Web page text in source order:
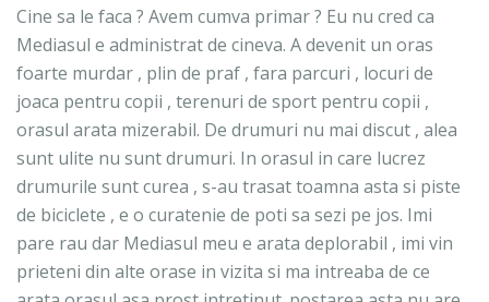
Cine sa le faca ? Avem cumva primar ? Eu nu cred ca
Mediasul e administrat de cineva. A devenit un oras
foarte murdar , plin de praf , fara parcuri , locuri de
joaca pentru copii , terenuri de sport pentru copii ,
orasul arata mizerabil. De drumuri nu mai discut , alea
sunt ulite nu sunt drumuri. In orasul in care lucrez
drumurile sunt curea , s-au trasat toamna asta si piste
de biciclete , e o curatenie de poti sa sezi pe jos. Imi
pare rau dar Mediasul meu e arata deplorabil , imi vin
prieteni din alte orase in vizita si ma intreaba de ce